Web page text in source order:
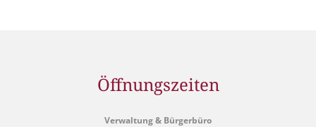
Öffnungszeiten
Verwaltung & Bürgerbüro